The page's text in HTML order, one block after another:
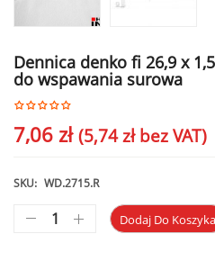
Dennica denko fi 26,9 x
do wspawania surowa
7,06 zł (5,74złbez VAT)
SKU: WD.2715.R
Dodaj Do Koszyka